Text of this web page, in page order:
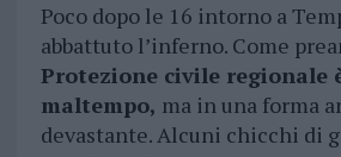
Poco dopo le 16 intorno a
abbattuto l’inferno. Come
Protezione civile regionale
maltempo, ma in una forma
devastante. Alcuni chicchi di